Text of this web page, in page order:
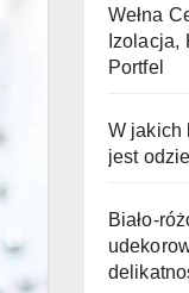
Wełna
Izolacja,
Portfel
W jakich
jest
Biało-